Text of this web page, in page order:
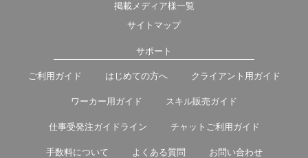
掲載メディア様一覧
サイトマップ
サポート
ご利用ガイド はじめての方へ クライアント用ガイド
ワーカー用ガイド スキル販売ガイド
仕事受発注ガイドライン チャットご利用ガイド
手数料について よくある質問 お問い合わせ